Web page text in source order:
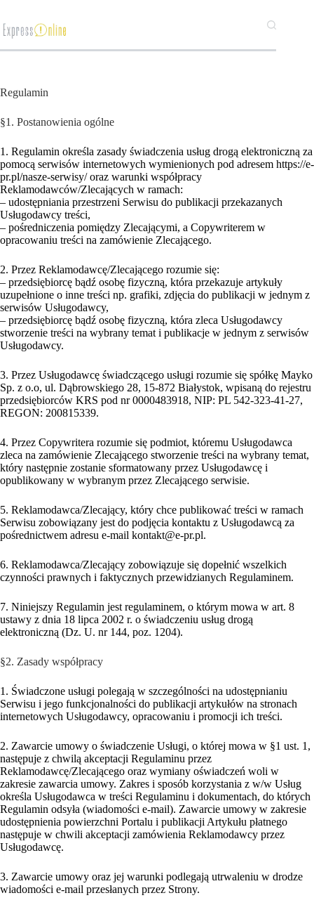
treści
Regulamin
§1. Postanowienia ogólne
1. Regulamin określa zasady świadczenia usług drogą elektroniczną za
pomocą serwisów internetowych wymienionych pod adresem https://e-
pr.pl/nasze-serwisy/ oraz warunki współpracy
Reklamodawców/Zlecających w ramach:
– udostępniania przestrzeni Serwisu do publikacji przekazanych
Usługodawcy treści,
– pośredniczenia pomiędzy Zlecającymi, a Copywriterem w
opracowaniu treści na zamówienie Zlecającego.
2. Przez Reklamodawcę/Zlecającego rozumie się:
– przedsiębiorcę bądź osobę fizyczną, która przekazuje artykuły
uzupełnione o inne treści np. grafiki, zdjęcia do publikacji w jednym z
serwisów Usługodawcy,
– przedsiębiorcę bądź osobę fizyczną, która zleca Usługodawcy
stworzenie treści na wybrany temat i publikacje w jednym z serwisów
Usługodawcy.
3. Przez Usługodawcę świadczącego usługi rozumie się spółkę Mayko
Sp. z o.o, ul. Dąbrowskiego 28, 15-872 Białystok, wpisaną do rejestru
przedsiębiorców KRS pod nr 0000483918, NIP: PL 542-323-41-27,
REGON: 200815339.
4. Przez Copywritera rozumie się podmiot, któremu Usługodawca
zleca na zamówienie Zlecającego stworzenie treści na wybrany temat,
który następnie zostanie sformatowany przez Usługodawcę i
opublikowany w wybranym przez Zlecającego serwisie.
5. Reklamodawca/Zlecający, który chce publikować treści w ramach
Serwisu zobowiązany jest do podjęcia kontaktu z Usługodawcą za
pośrednictwem adresu e-mail kontakt@e-pr.pl.
6. Reklamodawca/Zlecający zobowiązuje się dopełnić wszelkich
czynności prawnych i faktycznych przewidzianych Regulaminem.
7. Niniejszy Regulamin jest regulaminem, o którym mowa w art. 8
ustawy z dnia 18 lipca 2002 r. o świadczeniu usług drogą
elektroniczną (Dz. U. nr 144, poz. 1204).
§2. Zasady współpracy
1. Świadczone usługi polegają w szczególności na udostępnianiu
Serwisu i jego funkcjonalności do publikacji artykułów na stronach
internetowych Usługodawcy, opracowaniu i promocji ich treści.
2. Zawarcie umowy o świadczenie Usługi, o której mowa w §1 ust. 1,
następuje z chwilą akceptacji Regulaminu przez
Reklamodawcę/Zlecającego oraz wymiany oświadczeń woli w
zakresie zawarcia umowy. Zakres i sposób korzystania z w/w Usług
określa Usługodawca w treści Regulaminu i dokumentach, do których
Regulamin odsyła (wiadomości e-mail). Zawarcie umowy w zakresie
udostępnienia powierzchni Portalu i publikacji Artykułu płatnego
następuje w chwili akceptacji zamówienia Reklamodawcy przez
Usługodawcę.
3. Zawarcie umowy oraz jej warunki podlegają utrwaleniu w drodze
wiadomości e-mail przesłanych przez Strony.